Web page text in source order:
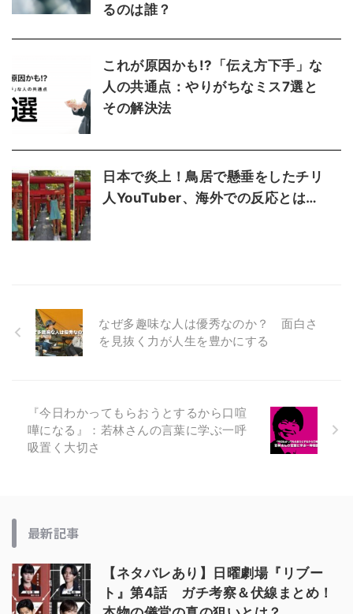
るのは誰？
これが原因かも!?「伝え方下手」な
人の共通点：やりがちなミス7選と
その解決法
日本で炎上！鳥居で懸垂をしたチリ
人YouTuber、海外での反応とは…
なぜ多趣味な人は優秀なのか？ 面白さ
を見抜く力が人生を豊かにする
『今日わかってもらおうとするから口喧
嘩になる』：若林さんの言葉に学ぶ一呼
吸置く大切さ
最新記事
【ネタバレあり】日曜劇場『リブー
ト』第4話 ガチ考察＆伏線まとめ！